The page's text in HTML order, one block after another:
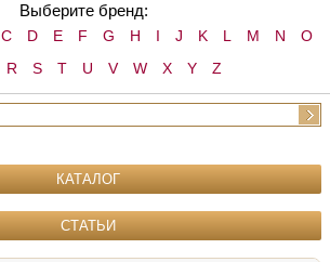
Выберите бренд:
C D E F G H I J K L M N
O
R S T U V W X Y Z
КАТАЛОГ
СТАТЬИ